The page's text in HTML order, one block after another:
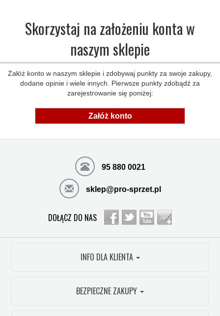
Skorzystaj na założeniu konta w
naszym sklepie
Załóż konto w naszym sklepie i zdobywaj punkty za swoje zakupy,
dodane opinie i wiele innych. Pierwsze punkty zdobądź za
zarejestrowanie się poniżej:
Załóż konto
95 880 0021
sklep@pro-sprzet.pl
DOŁĄCZ DO NAS
INFO DLA KLIENTA
BEZPIECZNE ZAKUPY